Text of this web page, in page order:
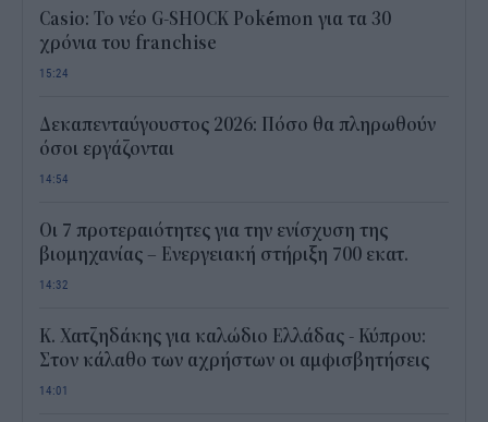
Casio: Το νέο G-SHOCK Pokémon για τα 30
χρόνια του franchise
15:24
Δεκαπενταύγουστος 2026: Πόσο θα πληρωθούν
όσοι εργάζονται
14:54
Οι 7 προτεραιότητες για την ενίσχυση της
βιομηχανίας – Ενεργειακή στήριξη 700 εκατ.
14:32
Κ. Χατζηδάκης για καλώδιο Ελλάδας - Κύπρου:
Στον κάλαθο των αχρήστων οι αμφισβητήσεις
14:01